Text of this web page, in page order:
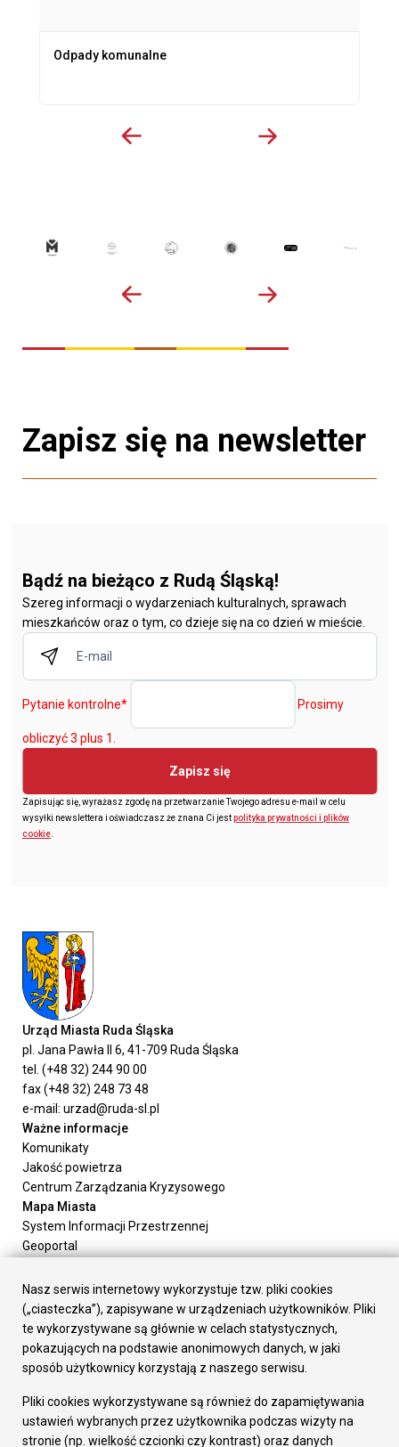
Odpady komunalne
Zapisz się na newsletter
Bądź na bieżąco z Rudą Śląską!
Szereg informacji o wydarzeniach kulturalnych, sprawach
mieszkańców oraz o tym, co dzieje się na co dzień w mieście.
Pytanie kontrolne* Prosimy
obliczyć 3 plus 1.
Zapisz się
Zapisując się, wyrażasz zgodę na przetwarzanie Twojego adresu e-mail w celu
wysyłki newslettera i oświadczasz że znana Ci jestpolityka prywatności i plików
cookie.
Urząd Miasta Ruda Śląska
pl. Jana Pawła II 6, 41-709 Ruda Śląska
tel. (+48 32) 244 90 00
fax (+48 32) 248 73 48
e-mail: urzad@ruda-sl.pl
Ważne informacje
Komunikaty
Jakość powietrza
Centrum Zarządzania Kryzysowego
Mapa Miasta
System Informacji Przestrzennej
Geoportal
Załatw sprawę
Prezydent Miasta
Rada Miasta
Wydziały
Elektroniczna Skrzynka Podawcza
Gospodarka
Fundusze europejskie
Środki krajowe
Nasz serwis internetowy wykorzystuje tzw. pliki cookies
(„ciasteczka”), zapisywane w urządzeniach użytkowników. Pliki
te wykorzystywane są głównie w celach statystycznych,
pokazujących na podstawie anonimowych danych, w jaki
sposób użytkownicy korzystają z naszego serwisu.
Pliki cookies wykorzystywane są również do zapamiętywania
ustawień wybranych przez użytkownika podczas wizyty na
stronie (np. wielkość czcionki czy kontrast) oraz danych